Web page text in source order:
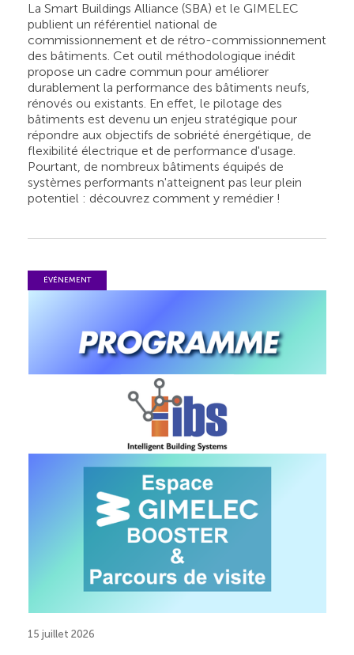
La Smart Buildings Alliance (SBA) et le GIMELEC
publient un référentiel national de
commissionnement et de rétro-commissionnement
des bâtiments. Cet outil méthodologique inédit
propose un cadre commun pour améliorer
durablement la performance des bâtiments neufs,
rénovés ou existants. En effet, le pilotage des
bâtiments est devenu un enjeu stratégique pour
répondre aux objectifs de sobriété énergétique, de
flexibilité électrique et de performance d'usage.
Pourtant, de nombreux bâtiments équipés de
systèmes performants n'atteignent pas leur plein
potentiel : découvrez comment y remédier !
ÉVÉNEMENT
15 juillet 2026